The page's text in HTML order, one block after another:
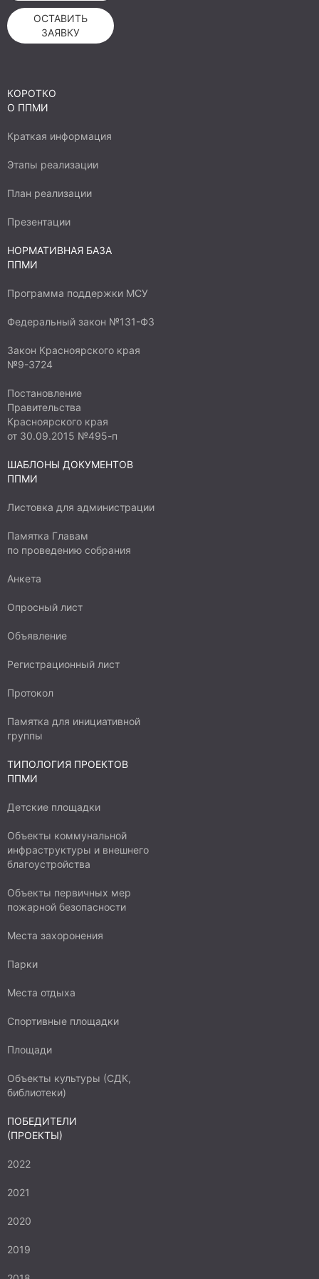
ОСТАВИТЬ
ЗАЯВКУ
КОРОТКО
О ППМИ
Краткая информация
Этапы реализации
План реализации
Презентации
НОРМАТИВНАЯ БАЗА
ППМИ
Программа поддержки МСУ
Федеральный закон №131-ФЗ
Закон Красноярского края
№9-3724
Постановление
Правительства
Красноярского края
от 30.09.2015 №495-п
ШАБЛОНЫ ДОКУМЕНТОВ
ППМИ
Листовка для администрации
Памятка Главам
по проведению собрания
Анкета
Опросный лист
Объявление
Регистрационный лист
Протокол
Памятка для инициативной
группы
ТИПОЛОГИЯ ПРОЕКТОВ
ППМИ
Детские площадки
Объекты коммунальной
инфраструктуры и внешнего
благоустройства
Объекты первичных мер
пожарной безопасности
Места захоронения
Парки
Места отдыха
Спортивные площадки
Площади
Объекты культуры (СДК,
библиотеки)
ПОБЕДИТЕЛИ
(ПРОЕКТЫ)
2022
2021
2020
2019